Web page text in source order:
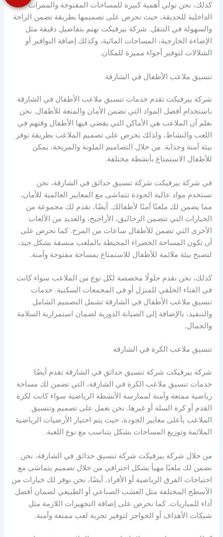
كذلك، نحن نولي أهمية كبيرة للمساحات المفتوحة والممرات
الداخلية للحديقة، حيث نحرص على تصميمها بطريقة تضمن الراحة
والسهولة في التنقل. شركة بيرفيكت تهتم بتفاصيل دقيقة مثل
الإضاءة الخارجية، المساحات المائية، وكذلك إضافة النوافير أو
الشلالات لتوفير أجواء مميزة للمكان.
تنسيق ملاعب الأطفال في الشارقة
شركة بيرفيكت تقدم خدمات تنسيق ملاعب الأطفال في الشارقة
باستخدام أفضل المواد التي تضمن الأمان والمتعة للأطفال. نحن
نعلم أن الملاعب هي الأماكن التي يقضي فيها الأطفال وقتهم في
اللعب والنشاط، ولذلك نحرص على تصميم الملاعب بطريقة توفر
بيئة آمنة وجذابة. من خلال التصاميم الملونة والمريحة، يمكن
للأطفال الاستمتاع بأنشطة مختلفة.
في شركة بيرفيكت شركة تنسيق حدائق في الشارقة، نحن
نستخدم مواد عالية الجودة تتماشى مع المعايير العالمية للأمان،
مما يضمن لك ملعبًا آمنًا لأطفالك. أيضًا، نقدم لك مجموعة من
الخيارات التي تتضمن الزحاليق، الأراجيح، والعديد من الألعاب
الأخرى التي تضمن للأطفال ساعات من المرح. كما نحرص على
أن تكون المساحة الخضراء المحيطة بالملعب منسقة بشكل جيد،
لتصبح بيئة ملائمة للأطفال للاستمتاع بمساحة مفتوحة وآمنة.
كذلك، نحن نقدم حلولًا مخصصة لكل نوع من الملاعب سواء كانت
في الفناء الخلفي للمنزل أو في المجمعات السكنية. خدمات
تنسيق ملاعب الأطفال في الشارقة تشمل التصميم الشامل
والتنفيذ، بالإضافة إلى الصيانة الدورية لضمان استمرارية السلامة
والجمال.
تنسيق ملاعب الكرة في الشارقة
شركة بيرفيكت شركة تنسيق حدائق في الشارقة تقدم أيضًا
خدمات تنسيق ملاعب الكرة في الشارقة، التي تضمن لك مساحة
رياضية ممتعة وآمنة لممارسة الأنشطة الرياضية سواء كانت لكرة
القدم أو كرة السلة أو غيرها. نحن نعمل على تصميم وتنسيق
الملاعب بأعلى معايير الجودة، حيث يتم اختيار الأرضيات الرياضية
الملائمة وتوزيع المساحات بشكل يتناسب مع نوع اللعبة.
من خلال شركة بيرفيكت شركة تنسيق حدائق في الشارقة، نحن
نضمن لك ملعبًا مهيأ بشكل احترافي من خلال تصميم يتماشى مع
احتياجات الفرق الرياضية أو الأفراد. أيضًا، نحن نوفر لك خيارات من
الأسطح المختلفة مثل العشب الصناعي أو الطبيعي لضمان أفضل
أداء للمباريات. كما نحرص على إضافة التجهيزات اللازمة مثل
شبكات الأهداف أو الحواجز لتوفير تجربة لعب ممتعة وآمنة.